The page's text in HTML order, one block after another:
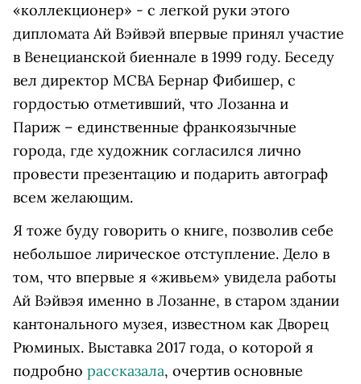
«коллекционер» - с легкой руки этого
дипломата Ай Вэйвэй впервые принял участие
в Венецианской биеннале в 1999 году. Беседу
вел директор MCBA Бернар Фибишер, с
гордостью отметивший, что Лозанна и
Париж – единственные франкоязычные
города, где художник согласился лично
провести презентацию и подарить автограф
всем желающим.
Я тоже буду говорить о книге, позволив себе
небольшое лирическое отступление. Дело в
том, что впервые я «живьем» увидела работы
Ай Вэйвэя именно в Лозанне, в старом здании
кантонального музея, известном как Дворец
Рюминых. Выставка 2017 года, о которой я
подробно рассказала, очертив основные